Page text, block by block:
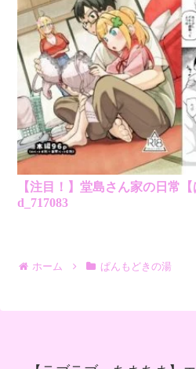
【注目！】堂島さん家の日常【
d_717083
ホーム ぱんもどきの湯